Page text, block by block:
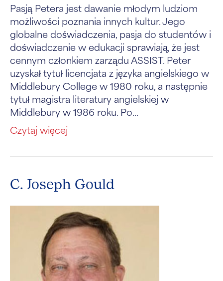
Pasją Petera jest dawanie młodym ludziom
możliwości poznania innych kultur. Jego
globalne doświadczenia, pasja do studentów i
doświadczenie w edukacji sprawiają, że jest
cennym członkiem zarządu ASSIST. Peter
uzyskał tytuł licencjata z języka angielskiego w
Middlebury College w 1980 roku, a następnie
tytuł magistra literatury angielskiej w
Middlebury w 1986 roku. Po...
Czytaj więcej
C. Joseph Gould